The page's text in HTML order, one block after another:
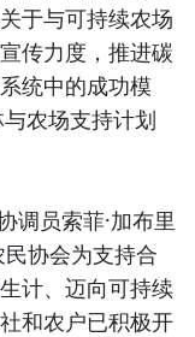
于与可持续农场
传力度，推进碳
统中的成功模
农场支持计划
调员索菲·加布里
民协会为支持合
计、迈向可持续
和农户已积极开